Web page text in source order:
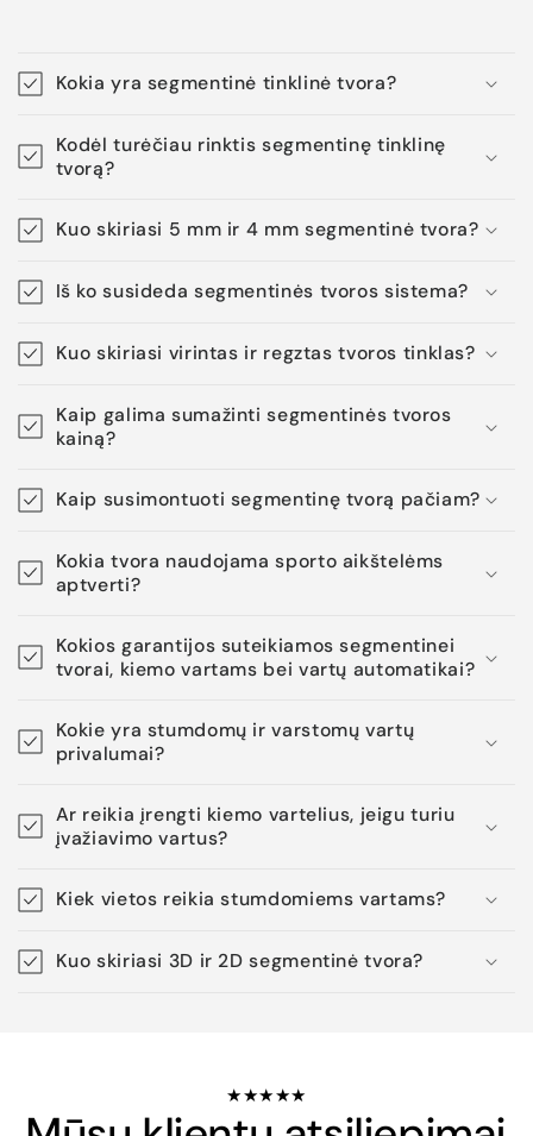
Kokia yra segmentinė tinklinė tvora?
Kodėl turėčiau rinktis segmentinę tinklinę
tvorą?
Kuo skiriasi 5 mm ir 4 mm segmentinė tvora?
Iš ko susideda segmentinės tvoros sistema?
Kuo skiriasi virintas ir regztas tvoros tinklas?
Kaip galima sumažinti segmentinės tvoros
kainą?
Kaip susimontuoti segmentinę tvorą pačiam?
Kokia tvora naudojama sporto aikštelėms
aptverti?
Kokios garantijos suteikiamos segmentinei
tvorai, kiemo vartams bei vartų automatikai?
Kokie yra stumdomų ir varstomų vartų
privalumai?
Ar reikia įrengti kiemo vartelius, jeigu turiu
įvažiavimo vartus?
Kiek vietos reikia stumdomiems vartams?
Kuo skiriasi 3D ir 2D segmentinė tvora?
★★★★★